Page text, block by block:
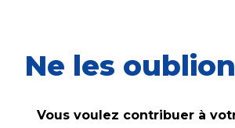
Ne les
Vous voulez contribuer à